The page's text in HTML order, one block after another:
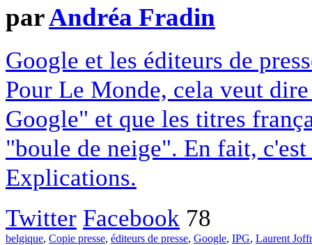
parAndréa Fradin
Google et les éditeurs de
Pour Le Monde, cela veut
Google" et que les titres
"boule de neige". En fait,
Explications.
Twitter Facebook 78
belgique, Copie presse, éditeurs de presse, Google, IPG, Laurent